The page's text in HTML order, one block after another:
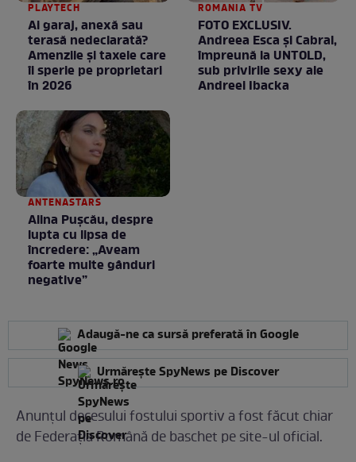
PLAYTECH
Ai garaj, anexă sau
terasă nedeclarată?
Amenzile și taxele care
îi sperie pe proprietari
în 2026
ROMANIA TV
FOTO EXCLUSIV.
Andreea Esca şi Cabral,
împreună la UNTOLD,
sub privirile sexy ale
Andreei Ibacka
ANTENASTARS
Alina Pușcău, despre
lupta cu lipsa de
încredere: „Aveam
foarte multe gânduri
negative”
Adaugă-ne ca sursă preferată în Google
Urmărește SpyNews pe Discover
Anunțul decesului fostului sportiv a fost făcut chiar
de Federaţia Română de baschet pe site-ul oficial.